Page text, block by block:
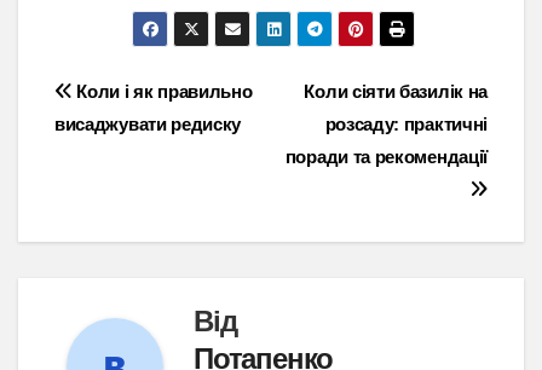
Навігація
записів
Коли сіяти базилік на
розсаду: практичні
поради та рекомендації
Коли і як правильно
висаджувати редиску
Від
Потапенко